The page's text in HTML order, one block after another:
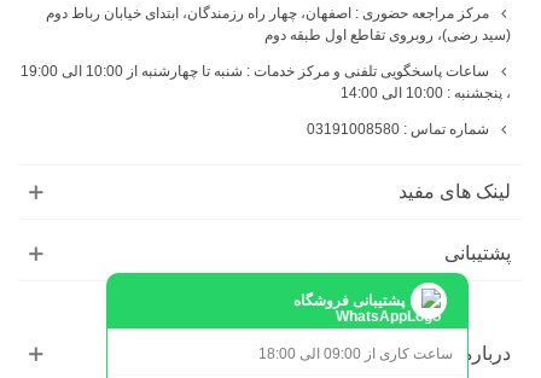
مرکز مراجعه حضوری : اصفهان، چهار راه رزمندگان، ابتدای خیابان رباط دوم
(سید رضی)، روبروی تقاطع اول طبقه دوم
ساعات پاسخگویی تلفنی و مرکز خدمات : شنبه تا چهارشنبه از 10:00 الی 19:00
، پنجشنبه : 10:00 الی 14:00
شماره تماس : 03191008580
لینک های مفید
پشتیبانی
درباره ما
پشتیبانی فروشگاه
ساعت کاری از 09:00 الی 18:00